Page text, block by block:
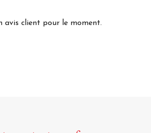
avis client pour le moment.